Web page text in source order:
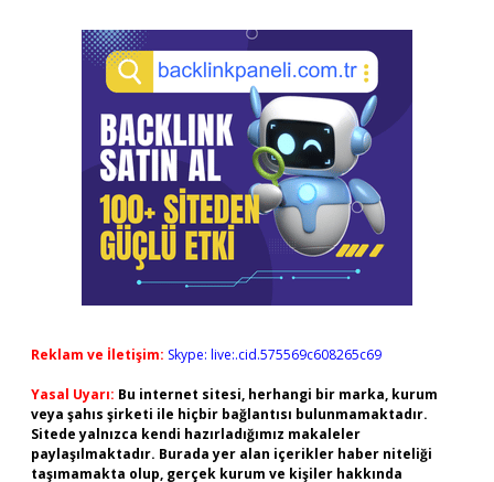
Reklam ve İletişim: Skype: live:.cid.575569c608265c69
Yasal Uyarı: Bu internet sitesi, herhangi bir marka, kurum
veya şahıs şirketi ile hiçbir bağlantısı bulunmamaktadır.
Sitede yalnızca kendi hazırladığımız makaleler
paylaşılmaktadır. Burada yer alan içerikler haber niteliği
taşımamakta olup, gerçek kurum ve kişiler hakkında